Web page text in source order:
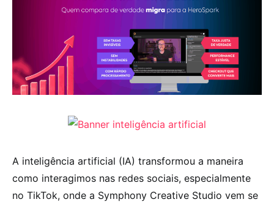
A inteligência artificial (IA) transformou a maneira
como interagimos nas redes sociais, especialmente
no TikTok, onde a Symphony Creative Studio vem se